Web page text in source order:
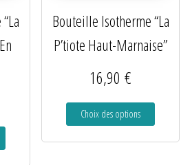
Bouteille Isotherme “La
P’tiote Haut-Marnaise”
16,90€
Choix des options